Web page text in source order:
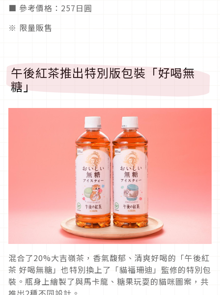
■ 參考價格：257日圓
※ 限量販售
午後紅茶推出特別版包裝「好喝無
糖」
混合了20%大吉嶺茶，香氣馥郁、清爽好喝的「午後紅
茶 好喝無糖」也特別換上了「貓福珊迪」監修的特別包
裝。瓶身上繪製了與馬卡龍、糖果玩耍的貓咪圖案，共